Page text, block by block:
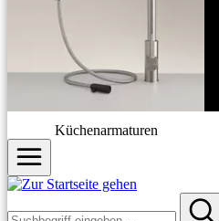
Küchenarmaturen